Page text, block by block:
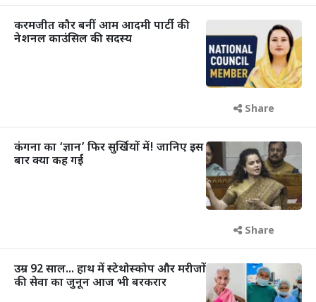
करमजीत कौर बनीं आम आदमी पार्टी की
नेशनल काउंसिल की सदस्य
Share
कंगना का ‘ज्ञान’ फिर सुर्खियों में! जानिए इस
बार क्या कह गईं
Share
उम्र 92 साल... हाथ में स्टेथोस्कोप और मरीजों
की सेवा का जुनून आज भी बरकरार